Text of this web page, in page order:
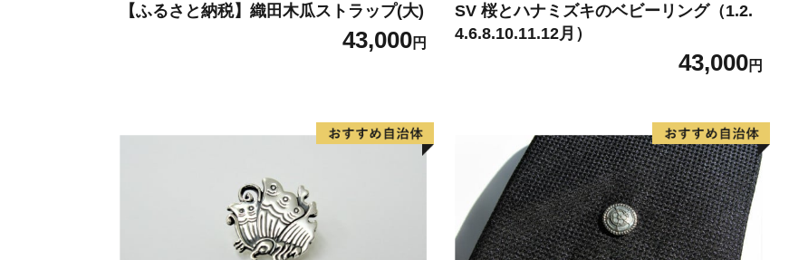
【ふるさと納税】織田木瓜ストラップ(大)
43,000円
SV 桜とハナミズキのベビーリング（1.2.
4.6.8.10.11.12月）
43,000円